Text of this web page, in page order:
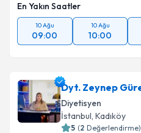
En Yakın Saatler
10 Ağu
09:00
10 Ağu
10:00
Dyt. Zeynep
Diyetisyen
İstanbul, Kadıköy
5 (2 Değerlendirme)